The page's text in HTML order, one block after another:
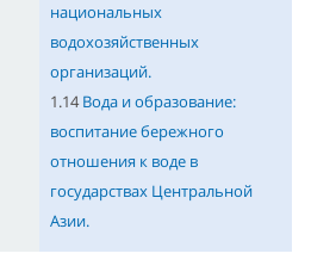
национальных
водохозяйственных
организаций.
1.14Вода и образование:
воспитание бережного
отношения к воде в
государствах Центральной
Азии.